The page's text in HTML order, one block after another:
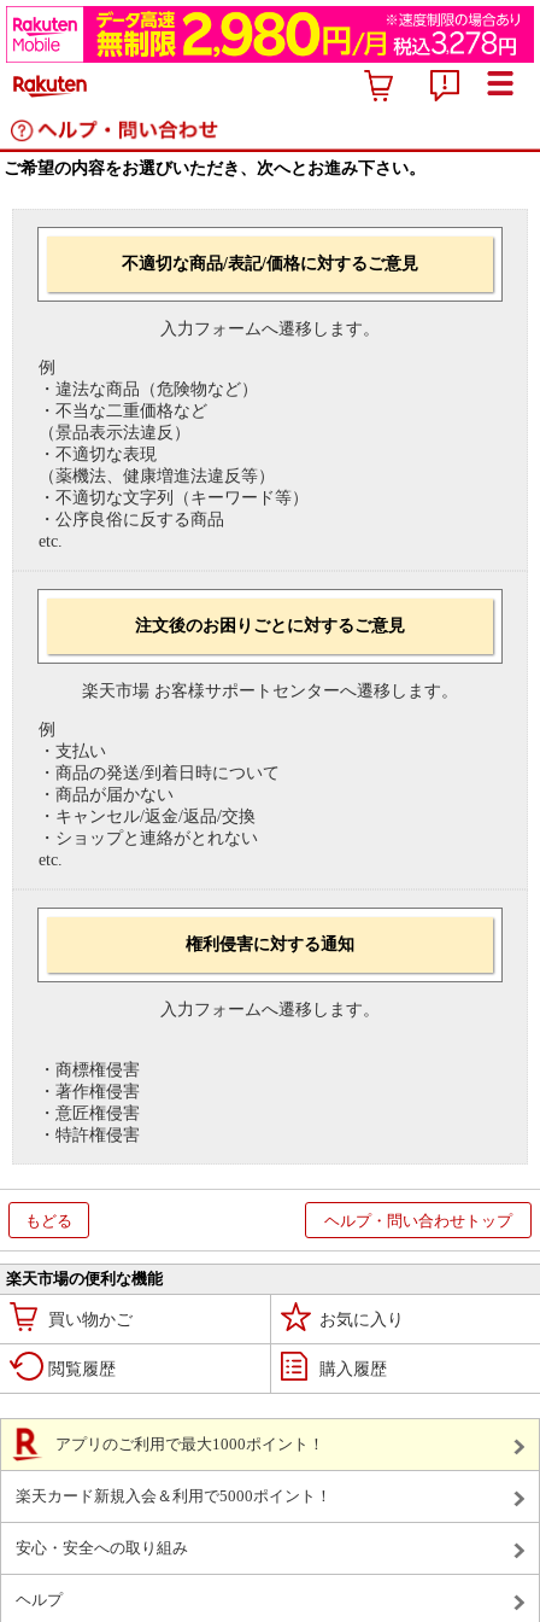
ご希望の内容をお選びいただき、次へとお進み下さい。
不適切な商品/表記/価格に対するご意見
入力フォームへ遷移します。
例
・違法な商品（危険物など）
・不当な二重価格など
（景品表示法違反）
・不適切な表現
（薬機法、健康増進法違反等）
・不適切な文字列（キーワード等）
・公序良俗に反する商品
etc.
注文後のお困りごとに対するご意見
楽天市場 お客様サポートセンターへ遷移します。
例
・支払い
・商品の発送/到着日時について
・商品が届かない
・キャンセル/返金/返品/交換
・ショップと連絡がとれない
etc.
権利侵害に対する通知
入力フォームへ遷移します。
・商標権侵害
・著作権侵害
・意匠権侵害
・特許権侵害
もどる ヘルプ・問い合わせトップ
楽天市場の便利な機能
買い物かご お気に入り
閲覧履歴 購入履歴
アプリのご利用で最大1000ポイント！
楽天カード新規入会＆利用で5000ポイント！
安心・安全への取り組み
ヘルプ